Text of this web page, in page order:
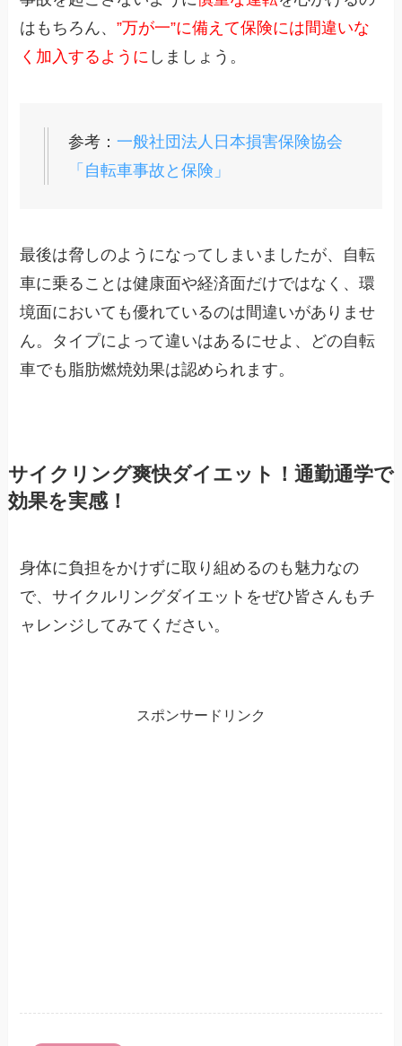
はもちろん、”万が一”に備えて保険には間違いな
く加入するように しましょう。
参考：一般社団法人日本損害保険協会
「自転車事故と保険」
最後は脅しのようになってしまいましたが、自転
車に乗ることは健康面や経済面だけではなく、環
境面においても優れているのは間違いがありませ
ん。タイプによって違いはあるにせよ、どの自転
車でも脂肪燃焼効果は認められます。
サイクリング爽快ダイエット！通勤通学で
効果を実感！
身体に負担をかけずに取り組めるのも魅力なの
で、サイクルリングダイエットをぜひ皆さんもチ
ャレンジしてみてください。
スポンサードリンク